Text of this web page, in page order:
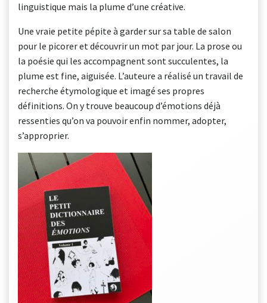
linguistique mais la plume d’une créative.
Une vraie petite pépite à garder sur sa table de salon
pour le picorer et découvrir un mot par jour. La prose ou
la poésie qui les accompagnent sont succulentes, la
plume est fine, aiguisée. L’auteure a réalisé un travail de
recherche étymologique et imagé ses propres
définitions. On y trouve beaucoup d’émotions déjà
ressenties qu’on va pouvoir enfin nommer, adopter,
s’approprier.